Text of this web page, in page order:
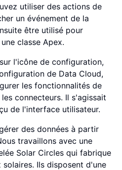
utiliser des actions de
un événement de la
être utilisé pour
classe Apex.
l'icône de configuration,
de Data Cloud,
les fonctionnalités de
connecteurs. Il s'agissait
de l'interface utilisateur.
des données à partir
travaillons avec une
Solar Circles qui fabrique
Ils disposent d'une